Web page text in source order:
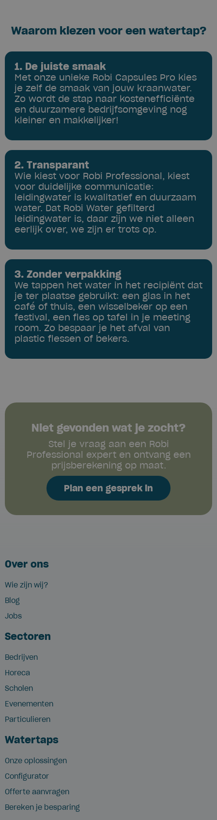
Waarom kiezen voor een watertap?
1. De juiste smaak
Met onze unieke Robi Capsules Pro kies
je zelf de smaak van jouw kraanwater.
Zo wordt de stap naar kostenefficiënte
en duurzamere bedrijfsomgeving nog
kleiner en makkelijker!
2. Transparant
Wie kiest voor Robi Professional, kiest
voor duidelijke communicatie:
leidingwater is kwalitatief en duurzaam
water. Dat Robi Water gefilterd
leidingwater is, daar zijn we niet alleen
eerlijk over, we zijn er trots op.
3. Zonder verpakking
We tappen het water in het recipiënt dat
je ter plaatse gebruikt: een glas in het
café of thuis, een wisselbeker op een
festival, een fles op tafel in je meeting
room. Zo bespaar je het afval van
plastic flessen of bekers.
Niet gevonden wat je zocht?
Stel je vraag aan een Robi
Professional expert en ontvang een
prijsberekening op maat.
Plan een gesprek in
Over ons
Wie zijn wij?
Blog
Jobs
Sectoren
Bedrijven
Horeca
Scholen
Evenementen
Particulieren
Watertaps
Onze oplossingen
Configurator
Offerte aanvragen
Bereken je besparing